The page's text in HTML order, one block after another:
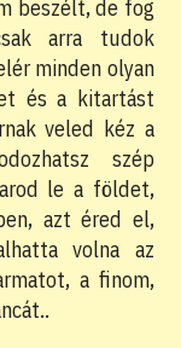
beszélt, de fog
arra tudok
minden olyan
és a kitartást
veled kéz a
szép
le a földet,
azt éred el,
volna az
a finom,